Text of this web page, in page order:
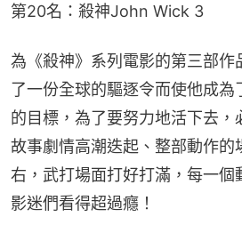
第20名：殺神John Wick 3
為《殺神》系列電影的第三部作
了一份全球的驅逐令而使他成為
的目標，為了要努力地活下去，
故事劇情高潮迭起、整部動作的
右，武打場面打好打滿，每一個
影迷們看得超過癮！